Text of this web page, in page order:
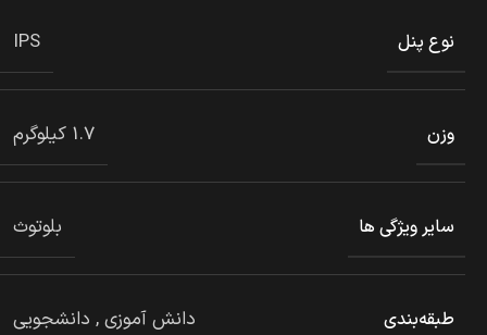
نوع پنل IPS
وزن 1.7 کیلوگرم
سایر ویژگی ها بلوتوث
طبقه‌بندی دانش آموزی, دانشجویی